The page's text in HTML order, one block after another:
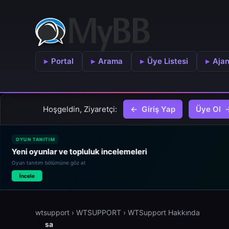
Portal Arama Üye Listesi
Hoşgeldin, Ziyaretçi: Giriş Yap Üye Ol
OYUN TANITIM
Yeni oyunlar ve topluluk incelemeleri
Oyun tanıtım bölümüne göz at
İncele
wtsupport › WTSUPPORT › WTSupport Hakkında
sa